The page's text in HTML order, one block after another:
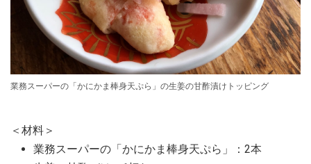
業務スーパーの「かにかま棒身天ぷら」の生姜の甘酢漬けトッピング
＜材料＞
業務スーパーの「かにかま棒身天ぷら」：2本